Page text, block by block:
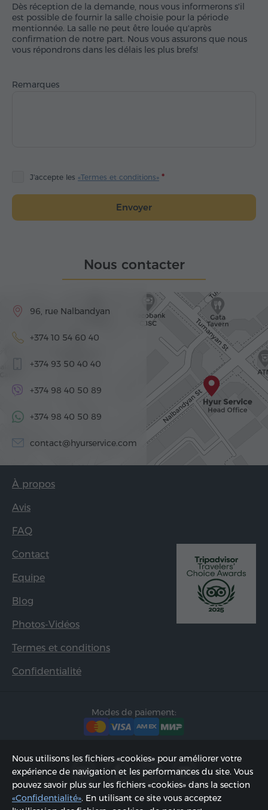
Dès réception de la demande, nous vous informerons s'il
est possible de fournir la salle choisie pour la période
mentionnée. La salle ne peut être louée qu'après
confirmation de notre part. Nous vous assurons que nous
vous répondrons dans les délais les plus brefs!
Remarques
J'accepte les «Termes et conditions»
Envoyer
Nous contacter
96, rue Nalbandyan
+374 10 54 60 40
+374 93 50 40 40
+374 98 40 50 89
+374 98 40 50 89
contact@hyurservice.com
À propos
Avis
FAQ
Contact
Equipe
Blog
Photos-Vidéos
Termes et conditions
Confidentialité
Modes de paiement:
Nous utilisons les fichiers «cookies» pour améliorer votre
expérience de navigation et les performances du site. Vous
pouvez savoir plus sur les fichiers «cookies» dans la section
«Confidentialité». En utilisant ce site vous acceptez